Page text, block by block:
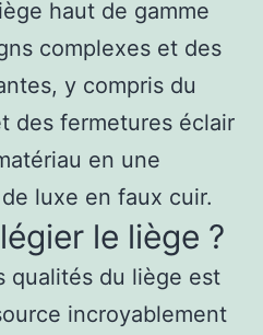
haut de gamme
complexes et des
y compris du
des fermetures éclair
en une
luxe en faux cuir.
le liège ?
qualités du liège est
incroyablement